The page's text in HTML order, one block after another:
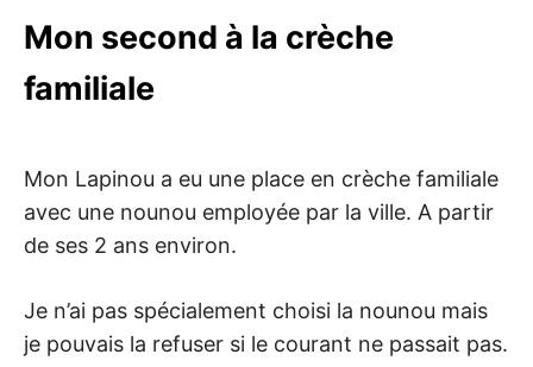
Mon second à la crèche
familiale
Mon Lapinou a eu une place en crèche familiale
avec une nounou employée par la ville. A partir
de ses 2 ans environ.
Je n’ai pas spécialement choisi la nounou mais
je pouvais la refuser si le courant ne passait pas.